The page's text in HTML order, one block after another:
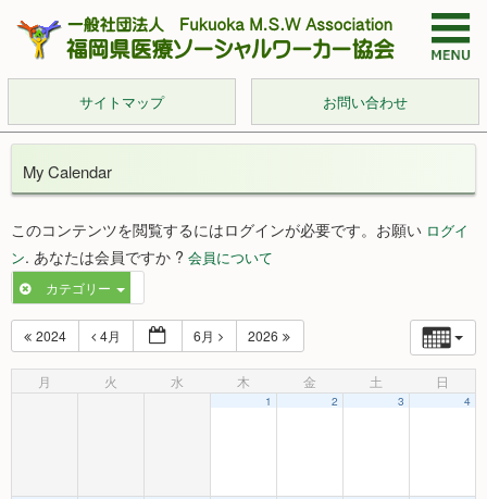
サイトマップ お問い合わせ
My Calendar
このコンテンツを閲覧するにはログインが必要です。お願い ログイ
ン. あなたは会員ですか ? 会員について
カテゴリー
2024 4月 6月 2026
月 火 水 木 金 土 日
1 2 3 4